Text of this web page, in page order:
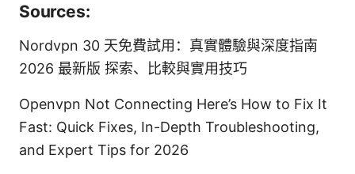
Sources:
Nordvpn 30 天免費試用：真實體驗與深度指南
2026 最新版 探索、比較與實用技巧
Openvpn Not Connecting Here’s How to Fix It
Fast: Quick Fixes, In-Depth Troubleshooting,
and Expert Tips for 2026